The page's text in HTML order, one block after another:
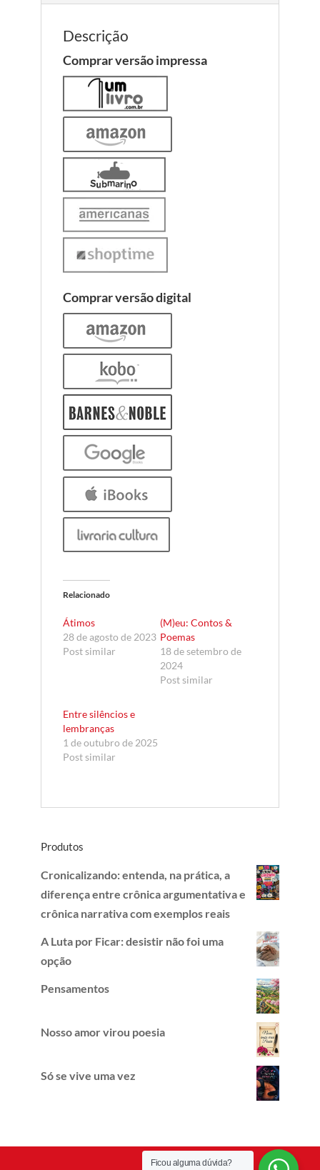
Descrição
Comprar versão impressa
Comprar versão digital
Relacionado
Átimos
28 de agosto de 2023
Post similar
(M)eu: Contos &
Poemas
18 de setembro de
2024
Post similar
Entre silêncios e
lembranças
1 de outubro de 2025
Post similar
Produtos
Cronicalizando: entenda, na prática, a
diferença entre crônica argumentativa e
crônica narrativa com exemplos reais
A Luta por Ficar: desistir não foi uma
opção
Pensamentos
Nosso amor virou poesia
Só se vive uma vez
Ficou alguma dúvida?